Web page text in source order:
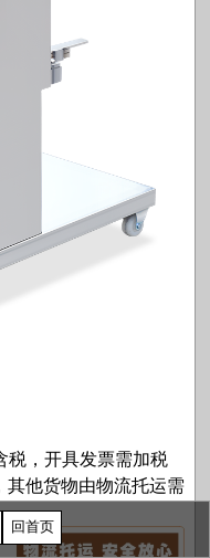
税，开具发票需加税
其他货物由物流托运需
回首页